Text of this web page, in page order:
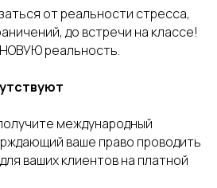
от реальности стресса,
до встречи на классе!
реальность.
международный
ваше право проводить
ваших клиентов на платной